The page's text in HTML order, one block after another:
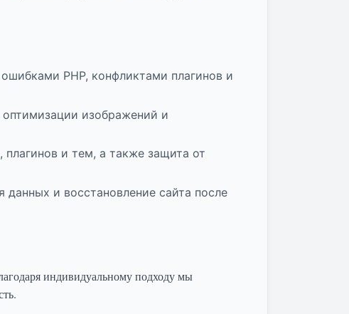
PHP, конфликтами плагинов и
изображений и
и тем, а также защита от
и восстановление сайта после
индивидуальному подходу мы